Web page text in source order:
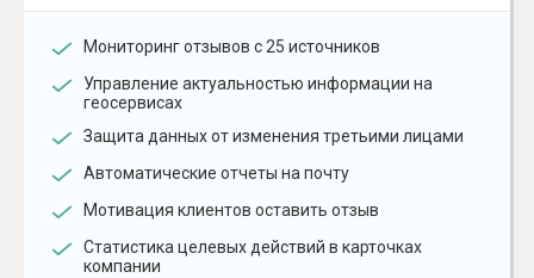
Мониторинг отзывов с 25 источников
Управление актуальностью информации на
геосервисах
Защита данных от изменения третьими лицами
Автоматические отчеты на почту
Мотивация клиентов оставить отзыв
Статистика целевых действий в карточках
компании